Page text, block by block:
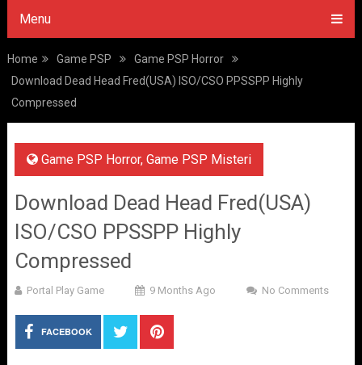
Menu
Home Game PSP
Game PSP Horror
Download Dead Head Fred(USA) ISO/CSO PPSSPP Highly
Compressed
Game PSP Horror, Game PSP Misteri
Download Dead Head Fred(USA)
ISO/CSO PPSSPP Highly
Compressed
Portal Play Game 9 Months Ago No Comments
FACEBOOK